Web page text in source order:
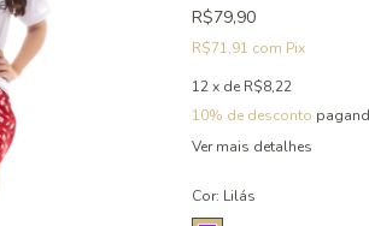
R$79,90
R$71,91 com Pix
12 x de R$8,22
10% de desconto
Ver mais detalhes
Cor: Lilás